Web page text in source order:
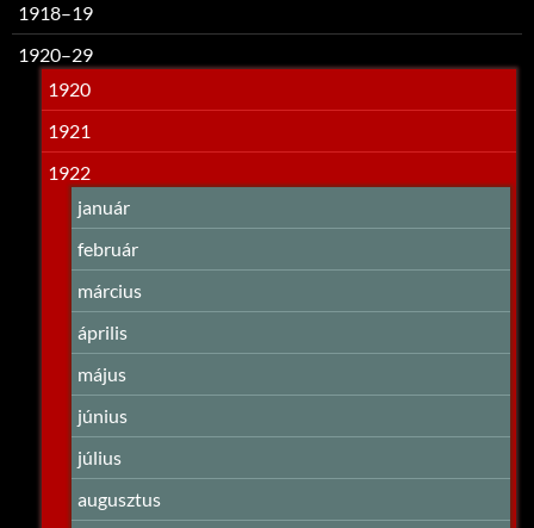
1918–19
1920–29
1920
1921
1922
január
február
március
április
május
június
július
augusztus